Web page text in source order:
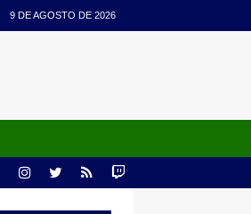
9 DE AGOSTO DE 2026